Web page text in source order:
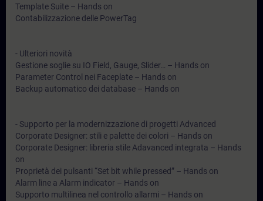
Template Suite – Hands on
Contabilizzazione delle PowerTag
- Ulteriori novità
Gestione soglie su IO Field, Gauge, Slider… – Hands on
Parameter Control nei Faceplate – Hands on
Backup automatico dei database – Hands on
- Supporto per la modernizzazione di progetti Advanced
Corporate Designer: stili e palette dei colori – Hands on
Corporate Designer: libreria stile Adavanced integrata – Hands
on
Proprietà dei pulsanti “Set bit while pressed” – Hands on
Alarm line a Alarm indicator – Hands on
Supporto multilinea nel controllo allarmi – Hands on